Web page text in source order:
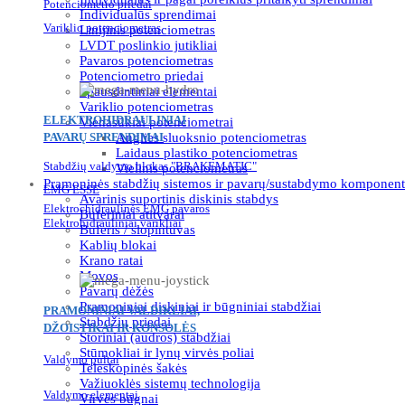
Individualūs sprendimai
Linijinis potenciometras
LVDT poslinkio jutikliai
Pavaros potenciometras
Potenciometro priedai
Spausdintiniai elementai
Variklio potenciometras
Vienasūkiai potenciometrai
Anglies sluoksnio potenciometras
Laidaus plastiko potenciometras
Vielinis potenciometras
Pramoninės stabdžių sistemos ir pavarų/sustabdymo
Avarinis suportinis diskinis stabdys
Buferiniai atitvarai
Buferis / slopintuvas
Kablių blokai
Krano ratai
Movos
Pavarų dėžės
Pramoniniai diskiniai ir būgniniai stabdžiai
Stabdžių priedai
Storiniai (audros) stabdžiai
Stūmokliai ir lynų virvės poliai
Teleskopinės šakės
Važiuoklės sistemų technologija
Virvės būgnai
Potenciometro priedai
Variklio potenciometras
ELEKTROHIDRAULINIAI
PAVARŲ SPRENDIMAI
Stabdžių valdymo blokas "BRAKEMATIC"
EMG ESSE
Elektrochidraulinės EMG pavaros
Elektrohidrauliniai varikliai
PRAMONINIAI VALDIKLIAI,
DŽOISTIKAI IR KONSOLĖS
Valdymo pultai
Valdymo elementai